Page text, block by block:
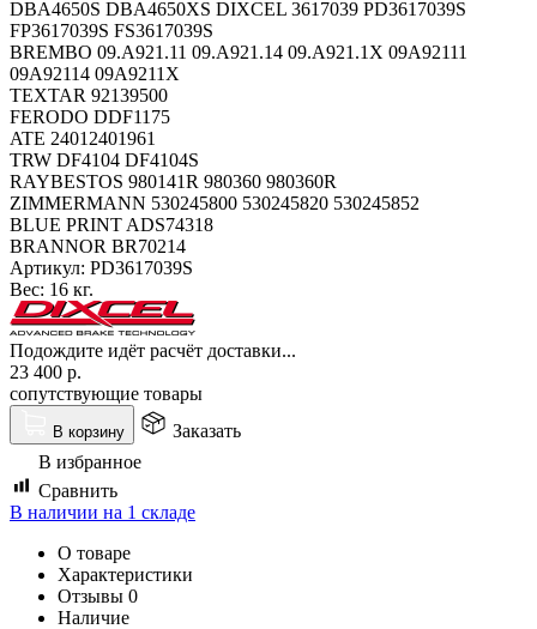
DBA4650S DBA4650XS DIXCEL 3617039 PD3617039S
FP3617039S FS3617039S
BREMBO 09.A921.11 09.A921.14 09.A921.1X 09A92111
09A92114 09A9211X
TEXTAR 92139500
FERODO DDF1175
ATE 24012401961
TRW DF4104 DF4104S
RAYBESTOS 980141R 980360 980360R
ZIMMERMANN 530245800 530245820 530245852
BLUE PRINT ADS74318
BRANNOR BR70214
Артикул: PD3617039S
Вес: 16 кг.
Подождите идёт расчёт доставки...
23 400 р.
сопутствующие товары
В корзину
Заказать
В избранное
Сравнить
В наличии на 1 складе
О товаре
Характеристики
Отзывы 0
Наличие